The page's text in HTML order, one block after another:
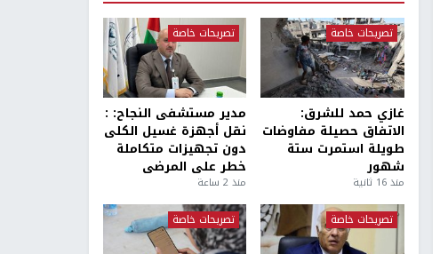
تصريحات خاصة
غازي حمد للشرق:
الاتفاق حصيلة مفاوضات
طويلة استمرت ستة
شهور
منذ 16 ثانية
تصريحات خاصة
مدير مستشفى النجاح: :
نقل أجهزة غسيل الكلى
دون تجهيزات متكاملة
خطر على المرضى
منذ 2 ساعة
تصريحات خاصة تصريحات خاصة